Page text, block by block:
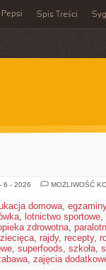
Pepsi Spis Treści
6 - 2026
MOŻLIWOŚĆ
domowa, egzaminy
, lotnictwo sportowe,
zdrowotna,
, rajdy, recepty,
, superfoods, szkoła,
, zajęcia